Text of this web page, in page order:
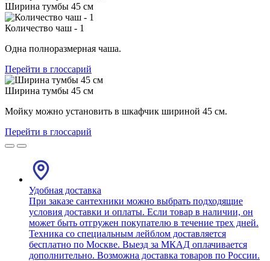
Ширина тумбы 45 см
Количество чаш - 1
Одна полноразмерная чаша.
Перейти в глоссарий
Ширина тумбы 45 см
Мойку можно установить в шкафчик шириной 45 см.
Перейти в глоссарий
Удобная доставка
При заказе сантехники можно выбрать подходящие
условия доставки и оплаты. Если товар в наличии, он
может быть отгружен покупателю в течение трех дней.
Техника со специальным лейблом доставляется
бесплатно по Москве. Выезд за МКАД оплачивается
дополнительно. Возможна доставка товаров по России.